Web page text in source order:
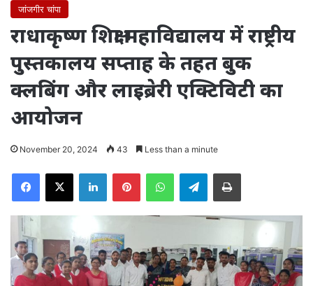
जांजगीर चांपा
राधाकृष्ण शिक्षा महाविद्यालय में राष्ट्रीय
पुस्तकालय सप्ताह के तहत बुक
क्लबिंग और लाइब्रेरी एक्टिविटी का
आयोजन
November 20, 2024 43 Less than a minute
Facebook
X LinkedInPinterestWhatsAppTelegramPrint